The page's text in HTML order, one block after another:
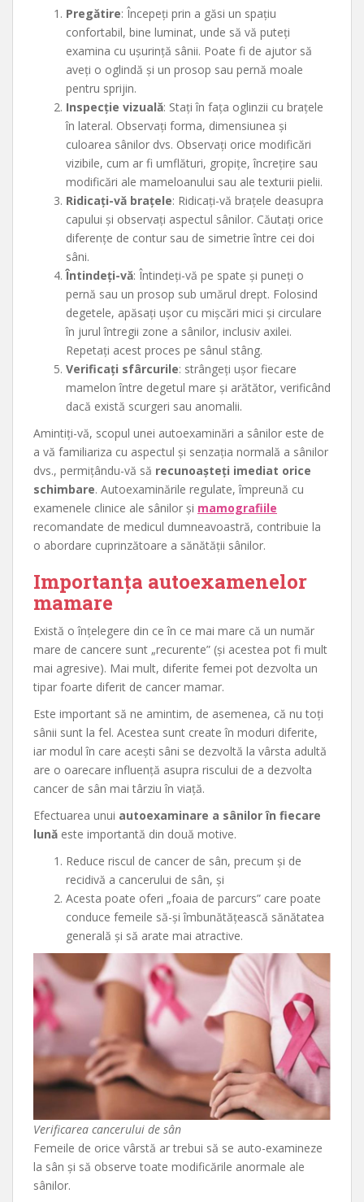
Pregătire: Începeți prin a găsi un spațiu
confortabil, bine luminat, unde să vă puteți
examina cu ușurință sânii. Poate fi de ajutor să
aveți o oglindă și un prosop sau pernă moale
pentru sprijin.
Inspecție vizuală: Stați în fața oglinzii cu brațele
în lateral. Observați forma, dimensiunea și
culoarea sânilor dvs. Observați orice modificări
vizibile, cum ar fi umflături, gropițe, încrețire sau
modificări ale mameloanului sau ale texturii pielii.
Ridicați-vă brațele: Ridicați-vă brațele deasupra
capului și observați aspectul sânilor. Căutați orice
diferențe de contur sau de simetrie între cei doi
sâni.
Întindeți-vă: Întindeți-vă pe spate și puneți o
pernă sau un prosop sub umărul drept. Folosind
degetele, apăsați ușor cu mișcări mici și circulare
în jurul întregii zone a sânilor, inclusiv axilei.
Repetați acest proces pe sânul stâng.
Verificați sfârcurile: strângeți ușor fiecare
mamelon între degetul mare și arătător, verificând
dacă există scurgeri sau anomalii.
Amintiți-vă, scopul unei autoexaminări a sânilor este de
a vă familiariza cu aspectul și senzația normală a sânilor
dvs., permițându-vă să recunoașteți imediat orice
schimbare. Autoexaminările regulate, împreună cu
examenele clinice ale sânilor și mamografiile
recomandate de medicul dumneavoastră, contribuie la
o abordare cuprinzătoare a sănătății sânilor.
Importanța autoexamenelor
mamare
Există o înțelegere din ce în ce mai mare că un număr
mare de cancere sunt „recurente” (și acestea pot fi mult
mai agresive). Mai mult, diferite femei pot dezvolta un
tipar foarte diferit de cancer mamar.
Este important să ne amintim, de asemenea, că nu toți
sânii sunt la fel. Acestea sunt create în moduri diferite,
iar modul în care acești sâni se dezvoltă la vârsta adultă
are o oarecare influență asupra riscului de a dezvolta
cancer de sân mai târziu în viață.
Efectuarea unui autoexaminare a sânilor în fiecare
lună este importantă din două motive.
Reduce riscul de cancer de sân, precum și de
recidivă a cancerului de sân, și
Acesta poate oferi „foaia de parcurs” care poate
conduce femeile să-și îmbunătățească sănătatea
generală și să arate mai atractive.
Verificarea cancerului de sân
Femeile de orice vârstă ar trebui să se auto-examineze
la sân și să observe toate modificările anormale ale
sânilor.